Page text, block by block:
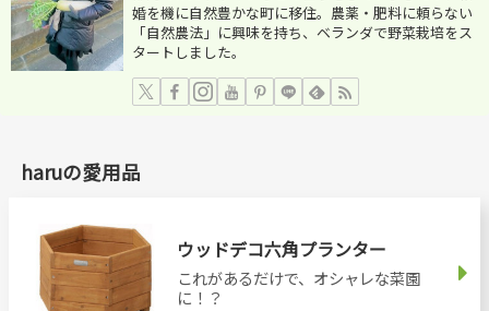
婚を機に自然豊かな町に移住。農薬・肥料に頼らない
「自然農法」に興味を持ち、ベランダで野菜栽培をス
タートしました。
haruの愛用品
ウッドデコ六角プランター
これがあるだけで、オシャレな菜園
に！？